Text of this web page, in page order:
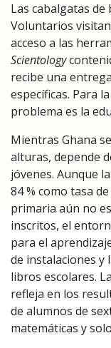
Las cabalgatas
Voluntarios
acceso a las
Scientology
recibe una
específicas. Para
problema es la
Mientras Ghana
alturas, depende
jóvenes. Aunque
84 % como tasa
primaria aún no
inscritos, el
para el
de instalaciones y
libros escolares.
refleja en los
de alumnos de
matemáticas y